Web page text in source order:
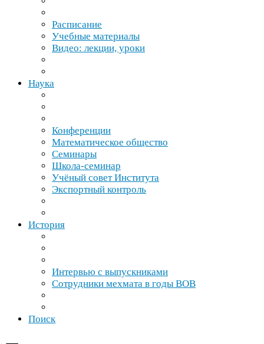
Расписание
Учебные материалы
Видео: лекции, уроки
Наука
Конференции
Математическое общество
Семинары
Школа-​семинар
Учёный совет Института
Экспортный контроль
История
Интервью с выпускниками
Сотрудники мехмата в годы ВОВ
Поиск